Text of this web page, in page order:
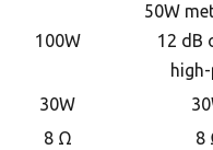
100W
50W
12 dB
30W
8 Ω 8